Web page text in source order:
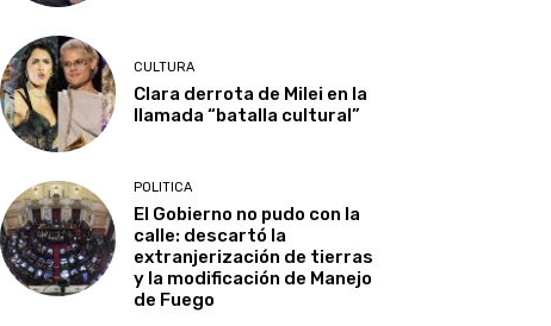
CULTURA
Clara derrota de Milei en la
llamada “batalla cultural”
POLITICA
El Gobierno no pudo con la
calle: descartó la
extranjerización de tierras
y la modificación de Manejo
de Fuego